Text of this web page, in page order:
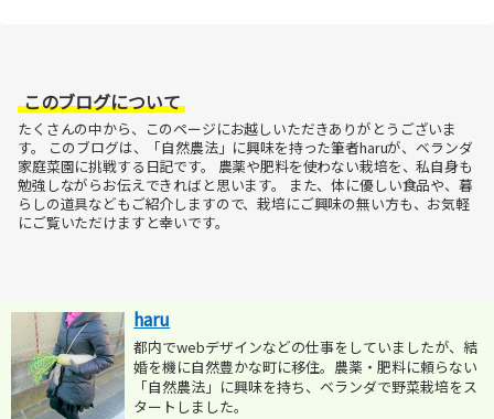
このブログについて
たくさんの中から、このページにお越しいただきありがとうございま
す。
このブログは、「自然農法」に興味を持った筆者haruが、ベランダ
家庭菜園に挑戦する日記です。
農薬や肥料を使わない栽培を、私自身も
勉強しながらお伝えできればと思います。
また、体に優しい食品や、暮
らしの道具などもご紹介しますので、栽培にご興味の無い方も、お気軽
にご覧いただけますと幸いです。
haru
都内でwebデザインなどの仕事をしていましたが、結
婚を機に自然豊かな町に移住。農薬・肥料に頼らない
「自然農法」に興味を持ち、ベランダで野菜栽培をス
タートしました。